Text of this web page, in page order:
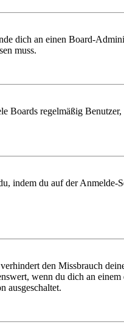
dich an einen Board-
muss.
Boards regelmäßig
indem du auf der Anmelde-
den Missbrauch
wenn du dich an
ausgeschaltet.